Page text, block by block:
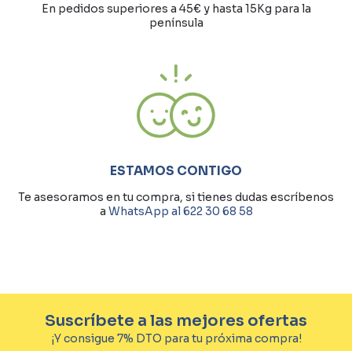
En pedidos superiores a 45€ y hasta 15Kg para la
península
ESTAMOS CONTIGO
Te asesoramos en tu compra, si tienes dudas escríbenos
a WhatsApp al 622 30 68 58
Suscríbete a las mejores ofertas
¡Y consigue 7% DTO para tu próxima compra!